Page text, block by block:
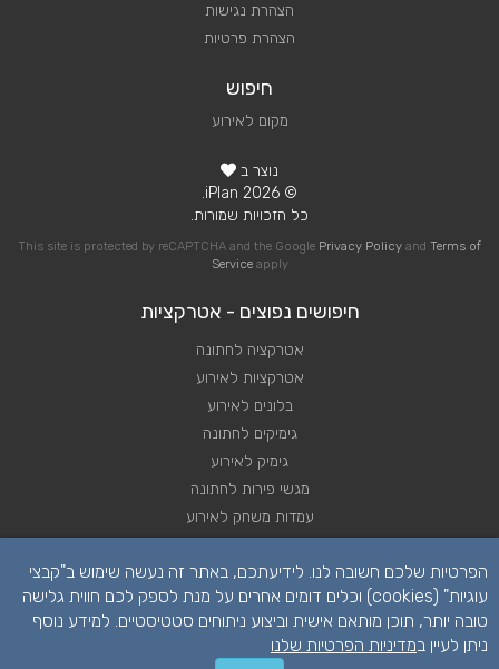
הצהרת נגישות
הצהרת פרטיות
חיפוש
מקום לאירוע
נוצר ב
© 2026 iPlan.
כל הזכויות שמורות.
This site is protected by reCAPTCHA and the Google Privacy Policy and Terms of
Serviceapply
חיפושים נפוצים - אטרקציות
אטרקציה לחתונה
אטרקציות לאירוע
בלונים לאירוע
גימיקים לחתונה
גימיק לאירוע
מגשי פירות לחתונה
עמדות משחק לאירוע
שזירת פרחים לאירוע
הפרטיות שלכם חשובה לנו. לידיעתכם, באתר זה נעשה שימוש ב"קבצי
עוגיות" (cookies) וכלים דומים אחרים על מנת לספק לכם חווית גלישה
טובה יותר, תוכן מותאם אישית וביצוע ניתוחים סטטיסטיים. למידע נוסף
ניתן לעיין במדיניות הפרטיות שלנו